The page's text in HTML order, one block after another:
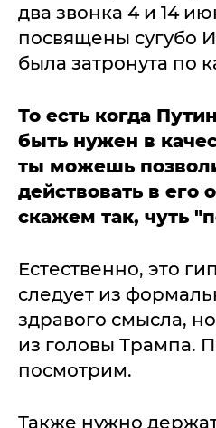
два звонка 4 и 14
посвящены сугубо
была затронута по
То есть когда
быть нужен в
ты можешь
действовать в его
скажем так, чуть
Естественно, это
следует из
здравого смысла,
из головы Трампа.
посмотрим.
Также нужно